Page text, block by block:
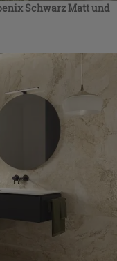
Schwarz Matt und